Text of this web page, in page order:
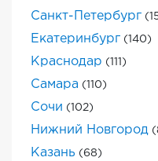
Санкт-Петербург
Екатеринбург (140)
Краснодар (111)
Самара (110)
Сочи (102)
Нижний Новгород
Казань (68)